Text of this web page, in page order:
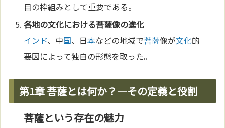
目の枠組みとして重要である。
各地の文化における菩薩像の進化
インド、中国、日本などの地域で菩薩像が文化的
要因によって独自の形態を取った。
第1章 菩薩とは何か？—その定義と役割
菩薩という存在の魅力